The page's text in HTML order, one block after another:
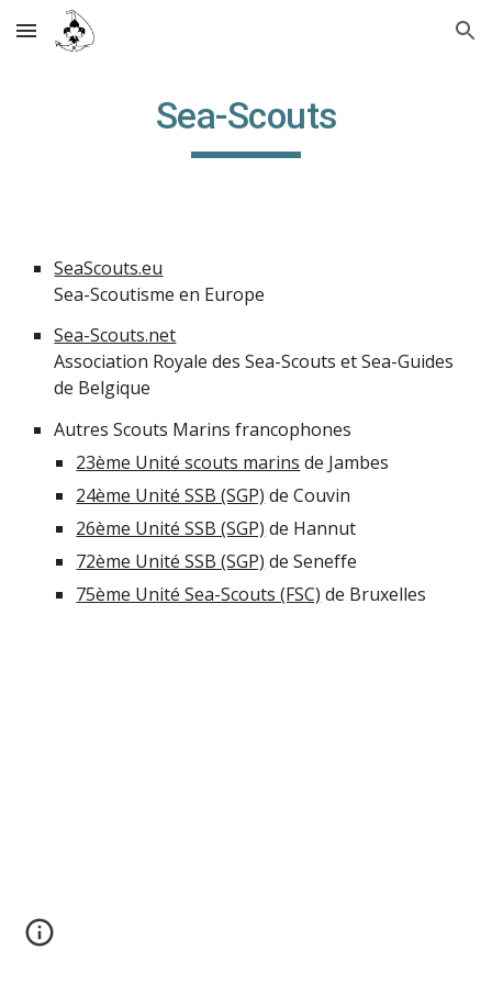
Skip to main content Skip to navigation
Sea-Scouts
SeaScouts.eu
Sea-Scoutisme en Europe
Sea-Scouts.net
Association Royale des Sea-Scouts et Sea-Guides
de Belgique
Autres Scouts Marins francophones
23ème Unité scouts marins de Jambes
24ème Unité SSB (SGP) de Couvin
26ème Unité SSB (SGP) de Hannut
72ème Unité SSB (SGP) de Seneffe
75ème Unité Sea-Scouts (FSC) de Bruxelles